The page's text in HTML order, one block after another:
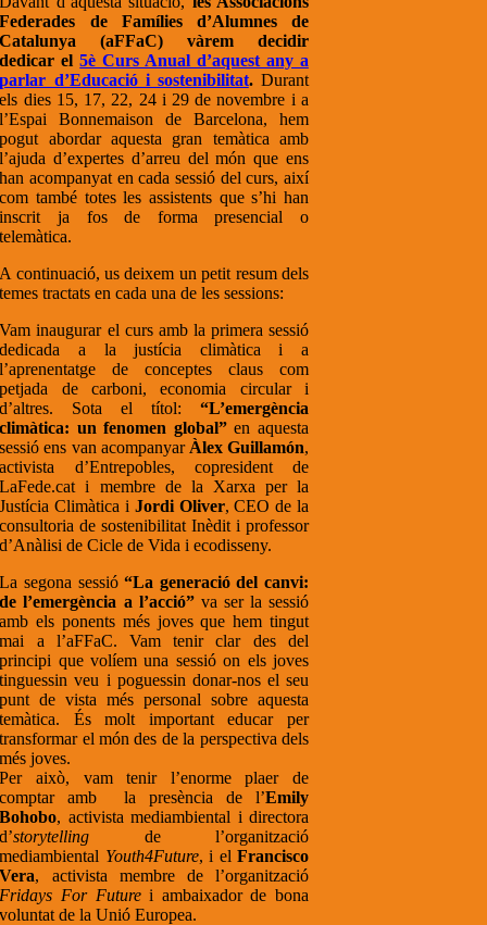
Federades de Famílies d’Alumnes de
Catalunya (aFFaC) vàrem decidir
dedicar el5è Curs Anual d’aquest any a
parlar d’Educació i sostenibilitat.Durant
els dies 15, 17, 22, 24 i 29 de novembre i a
l’Espai Bonnemaison de Barcelona, hem
pogut abordar aquesta gran temàtica amb
l’ajuda d’expertes d’arreu del món que ens
han acompanyat en cada sessió del curs, així
com també totes les assistents que s’hi han
inscrit ja fos de forma presencial o
telemàtica.
A continuació, us deixem un petit resum dels
temes tractats en cada una de les sessions:
Vam inaugurar el curs amb la primera sessió
dedicada a la justícia climàtica i a
l’aprenentatge de conceptes claus com
petjada de carboni, economia circular i
d’altres. Sota el títol: “L’emergència
climàtica: un fenomen global”en aquesta
sessió ens van acompanyar Àlex Guillamón,
activista d’Entrepobles, copresident de
LaFede.cat i membre de la Xarxa per la
Justícia Climàtica i Jordi Oliver, CEO de la
consultoria de sostenibilitat Inèdit i professor
d’Anàlisi de Cicle de Vida i ecodisseny.
La segona sessió“La generació del canvi:
de l’emergència a l’acció” va ser la sessió
amb els ponents més joves que hem tingut
mai a l’aFFaC. Vam tenir clar des del
principi que volíem una sessió on els joves
tinguessin veu i poguessin donar-nos el seu
punt de vista més personal sobre aquesta
temàtica. És molt important educar per
transformar el món des de la perspectiva dels
més joves.
Per això, vam tenir l’enorme plaer de
comptar amb la presència de l’Emily
Bohobo, activista mediambiental i directora
d’storytelling de l’organització
mediambiental Youth4Future, i el Francisco
Vera, activista membre de l’organització
Fridays For Futurei ambaixador de bona
voluntat de la Unió Europea.